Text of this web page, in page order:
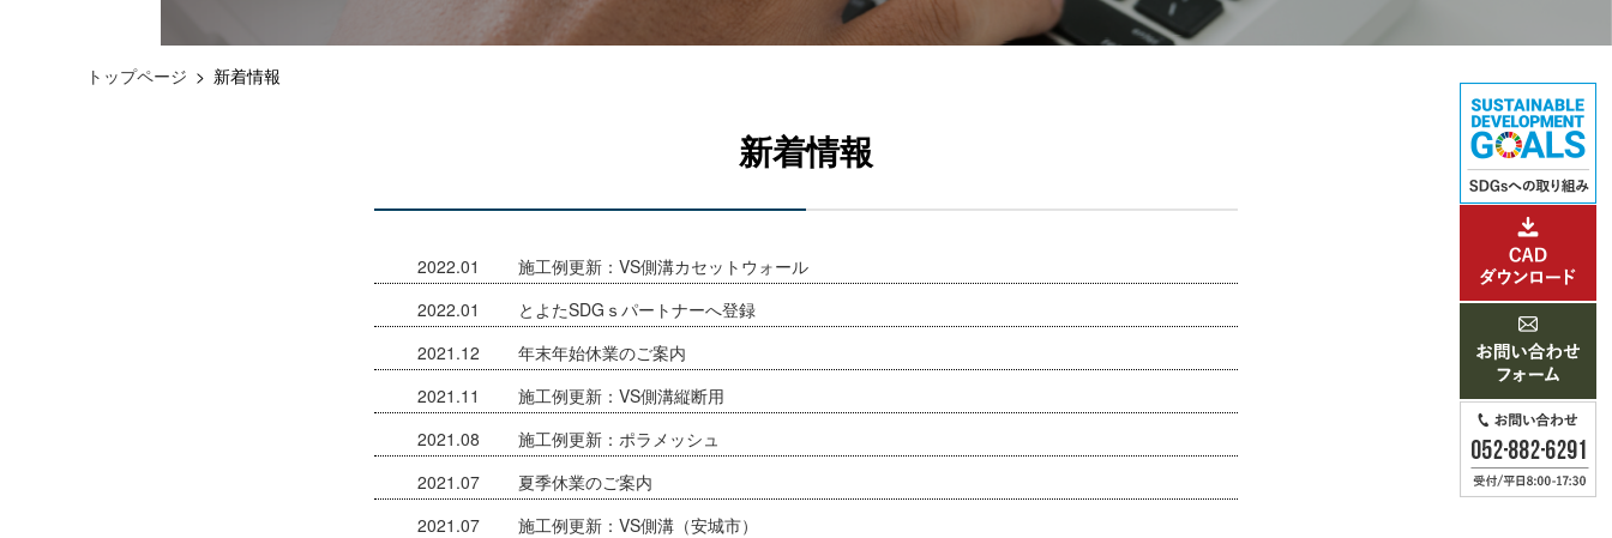
トップページ 新着情報
新着情報
2022.01
施工例更新：VS側溝カセットウォール
2022.01
とよたSDGｓパートナーへ登録
2021.12
年末年始休業のご案内
2021.11
施工例更新：VS側溝縦断用
2021.08
施工例更新：ポラメッシュ
2021.07
夏季休業のご案内
2021.07
施工例更新：VS側溝（安城市）